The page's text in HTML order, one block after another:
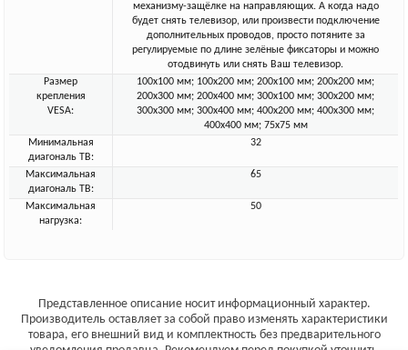
механизму-защёлке на направляющих. А когда надо
будет снять телевизор, или произвести подключение
дополнительных проводов, просто потяните за
регулируемые по длине зелёные фиксаторы и можно
отодвинуть или снять Ваш телевизор.
Размер
крепления
VESA:
100x100 мм; 100x200 мм; 200x100 мм; 200x200 мм;
200x300 мм; 200x400 мм; 300x100 мм; 300x200 мм;
300x300 мм; 300x400 мм; 400x200 мм; 400x300 мм;
400x400 мм; 75x75 мм
Минимальная
диагональ ТВ:
32
Максимальная
диагональ ТВ:
65
Максимальная
нагрузка:
50
Представленное описание носит информационный характер.
Производитель оставляет за собой право изменять характеристики
товара, его внешний вид и комплектность без предварительного